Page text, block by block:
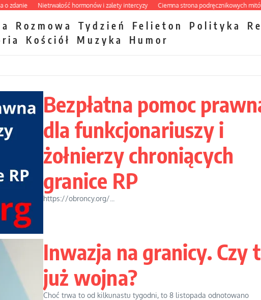
Nietrwałość hormonów i zalety intercyzy Ciemna strona podręcznikowych mitów
Rozmowa Tydzień Felieton Polityka
Kościół Muzyka Humor
Bezpłatna pomoc
dla funkcjonariuszy i
żołnierzy chroniących
granice RP
https://obroncy.org/...
Inwazja na granicy. Czy
już wojna?
Choć trwa to od kilkunastu tygodni, to 8 listopada odnotowano